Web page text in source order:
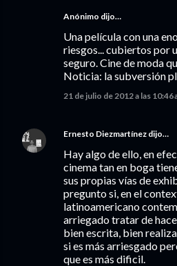
Anónimo dijo…
Una película con una
riesgos... cubiertos por
seguro. Cine de moda
Noticia: la subversión
21 de julio de 2012 a las 10:46
Ernesto Diezmartínez dijo…
Hay algo de ello, en
cinema tan en boga
sus propias vías de
pregunto si, en el
latinoamericano
arriegado tratar de
bien escrita, bien
si es más arriesgado
que es más dificil.